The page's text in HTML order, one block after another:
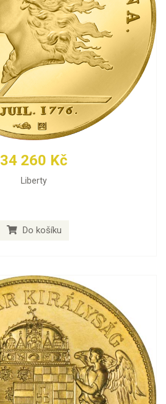
34 260 Kč
Liberty
Do košíku